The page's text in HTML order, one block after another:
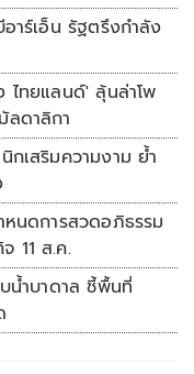
ฐตรึงกำลัง
ไทยแลนด์' ลุ้นล่าโพ
ลดาลิกา
กเสริมความงาม ย้ำ
นดการสวดอภิธรรม
11 ส.ค.
น้ำบาดาล ชี้พื้นที่